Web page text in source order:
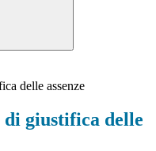
delle assenze
giustifica delle